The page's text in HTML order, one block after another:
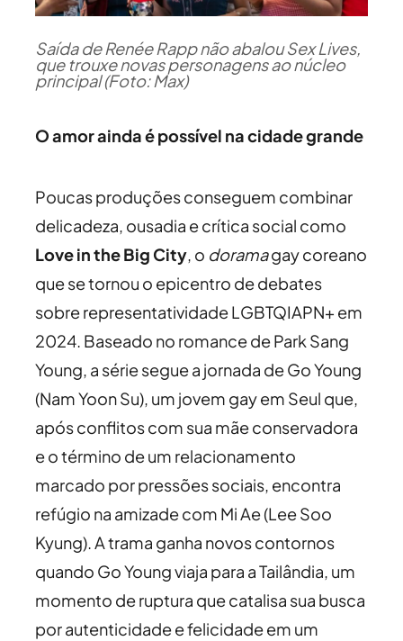
Saída de Renée Rapp não abalou Sex Lives,
que trouxe novas personagens ao núcleo
principal (Foto: Max)
O amor ainda é possível na cidade grande
Poucas produções conseguem combinar
delicadeza, ousadia e crítica social como
Love in the Big City, o doramagay coreano
que se tornou o epicentro de debates
sobre representatividade LGBTQIAPN+ em
2024. Baseado no romance de Park Sang
Young, a série segue a jornada de Go Young
(Nam Yoon Su), um jovem gay em Seul que,
após conflitos com sua mãe conservadora
e o término de um relacionamento
marcado por pressões sociais, encontra
refúgio na amizade com Mi Ae (Lee Soo
Kyung). A trama ganha novos contornos
quando Go Young viaja para a Tailândia, um
momento de ruptura que catalisa sua busca
por autenticidade e felicidade em um